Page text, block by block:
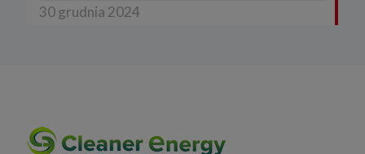
30 grudnia 2024